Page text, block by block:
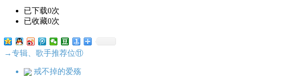
已下载0次
已收藏0次
→专辑、歌手推荐位⑪
戒不掉的爱殇